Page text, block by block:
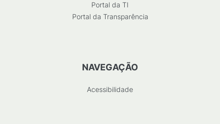
Portal da TI
Portal da Transparência
NAVEGAÇÃO
Acessibilidade